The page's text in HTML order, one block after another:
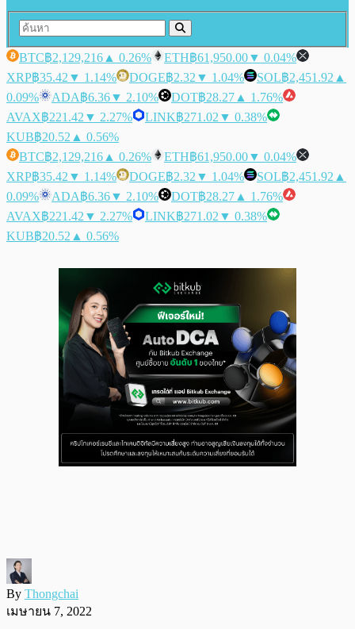
BTC฿2,129,216 ▲ 0.26% ETH฿61,950.00▼ 0.04%
XRP฿35.42 ▼ 1.14% DOGE฿2.32 ▼ 1.04% SOL฿2,451.92 ▲
0.09%
ADA฿6.36▼ 2.10% DOT฿28.27 ▲ 1.76%
AVAX฿221.42 ▼ 2.27% LINK฿271.02 ▼ 0.38%
KUB฿20.52 ▲ 0.56%
BTC฿2,129,216 ▲ 0.26% ETH฿61,950.00▼ 0.04%
XRP฿35.42 ▼ 1.14% DOGE฿2.32 ▼ 1.04% SOL฿2,451.92 ▲
0.09%
ADA฿6.36▼ 2.10% DOT฿28.27 ▲ 1.76%
AVAX฿221.42 ▼ 2.27% LINK฿271.02 ▼ 0.38%
KUB฿20.52 ▲ 0.56%
By Thongchai
เมษายน 7, 2022